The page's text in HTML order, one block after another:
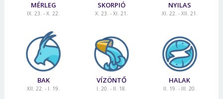
MÉRLEG
IX. 23. - X. 22.
SKORPIÓ
X. 23. - XI. 21.
NYILAS
XI. 22. - XII. 21.
BAK
XII. 22. - I. 19.
VÍZÖNTŐ
I. 20. - II. 18.
HALAK
II. 19. - III. 20.
Borsonline bejelentkezés
E-mail cím vagy felhasználónév